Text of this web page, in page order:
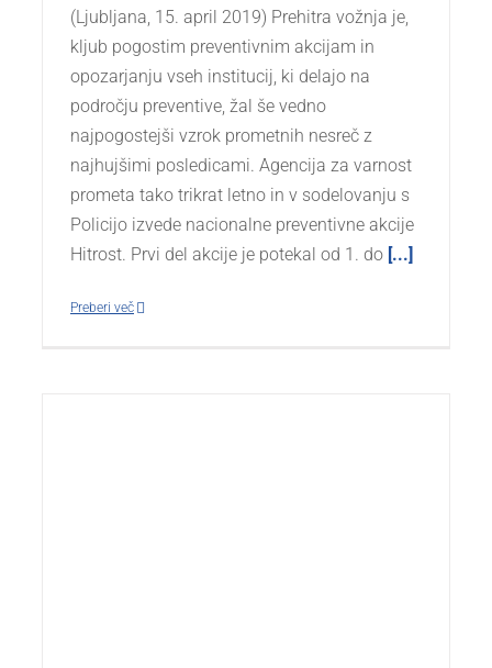
(Ljubljana, 15. april 2019) Prehitra vožnja je,
kljub pogostim preventivnim akcijam in
opozarjanju vseh institucij, ki delajo na
področju preventive, žal še vedno
najpogostejši vzrok prometnih nesreč z
najhujšimi posledicami. Agencija za varnost
prometa tako trikrat letno in v sodelovanju s
Policijo izvede nacionalne preventivne akcije
Hitrost. Prvi del akcije je potekal od 1. do [...]
Preberi več